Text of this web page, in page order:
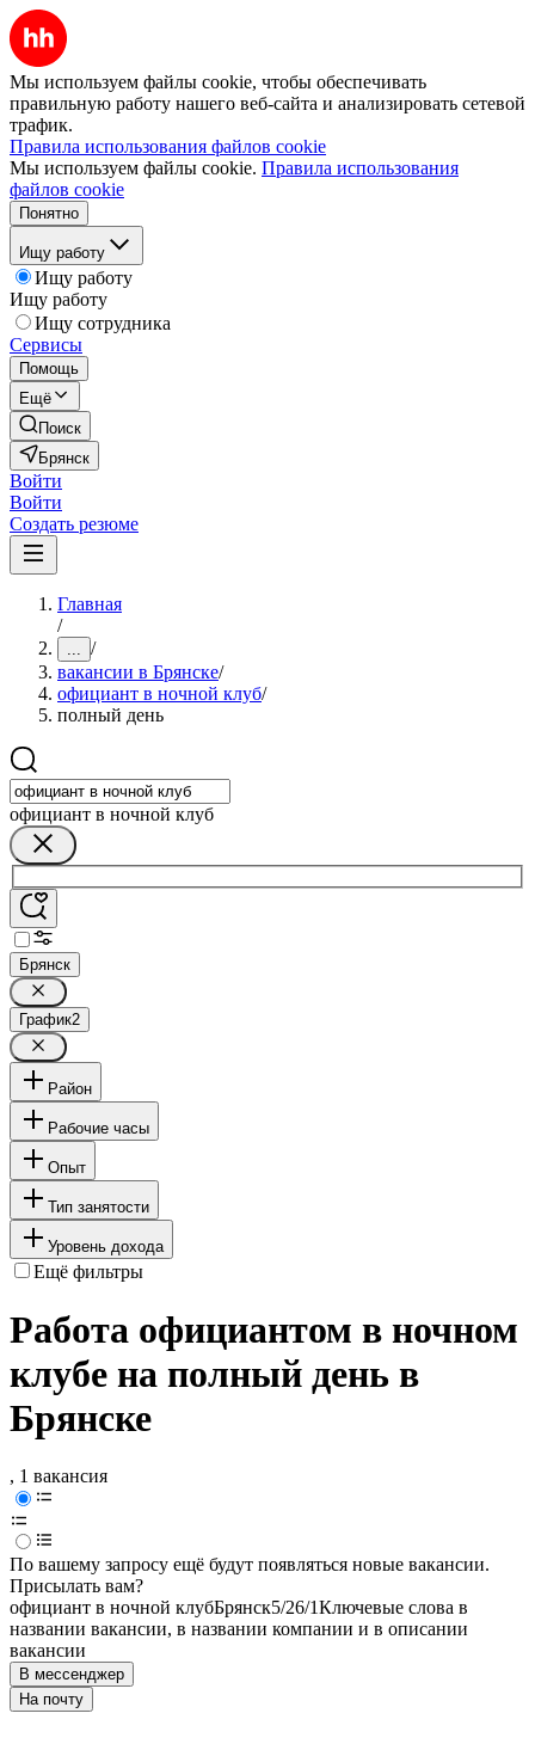
Мы используем файлы cookie, чтобы обеспечивать
правильную работу нашего веб-сайта и анализировать сетевой
трафик.
Правила использования файлов cookie
Мы используем файлы cookie. Правила использования
файлов cookie
Понятно
Ищу работу
Ищу работу
Ищу работу
Ищу сотрудника
Сервисы
Помощь
Ещё
Поиск
Брянск
Войти
Войти
Создать резюме
Главная
/
... /
вакансии в Брянске/
официант в ночной клуб/
полный день
официант в ночной клуб
Брянск
График2
Район
Рабочие часы
Опыт
Тип занятости
Уровень дохода
Ещё фильтры
Работа официантом в ночном
клубе на полный день в
Брянске
, 1 вакансия
По вашему запросу ещё будут появляться новые вакансии.
Присылать вам?
официант в ночной клубБрянск5/26/1Ключевые слова в
названии вакансии, в названии компании и в описании
вакансии
В мессенджер
На почту